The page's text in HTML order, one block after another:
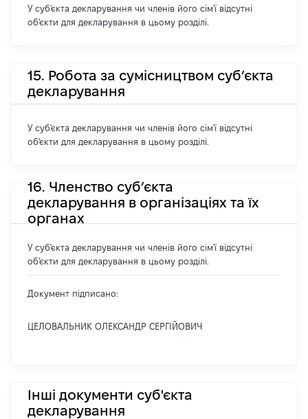
У суб'єкта декларування чи членів його сім'ї відсутні
об'єкти для декларування в цьому розділі.
15. Робота за сумісництвом суб’єкта
декларування
У суб'єкта декларування чи членів його сім'ї відсутні
об'єкти для декларування в цьому розділі.
16. Членство суб’єкта
декларування в організаціях та їх
органах
У суб'єкта декларування чи членів його сім'ї відсутні
об'єкти для декларування в цьому розділі.
Документ підписано:
ЦЕЛОВАЛЬНИК ОЛЕКСАНДР СЕРГІЙОВИЧ
Інші документи суб'єкта
декларування